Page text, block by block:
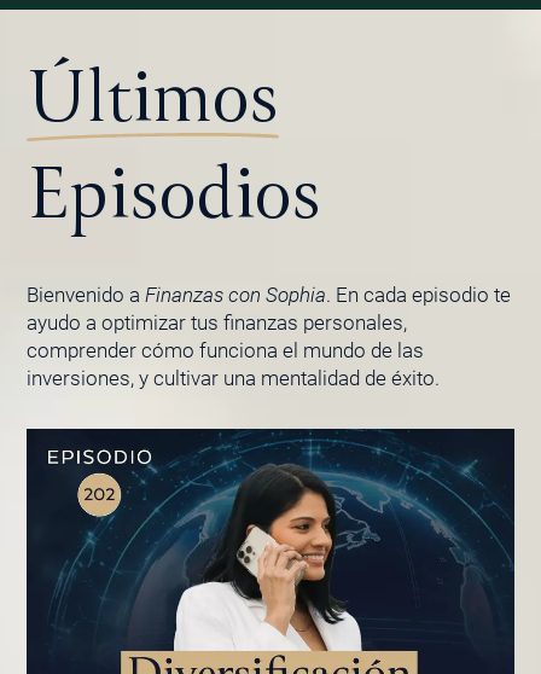
Últimos
Episodios
Bienvenido a Finanzas con Sophia. En cada episodio te
ayudo a optimizar tus finanzas personales,
comprender cómo funciona el mundo de las
inversiones, y cultivar una mentalidad de éxito.
PÁGINA
PÁGINA
PÁGINAPÁGINA